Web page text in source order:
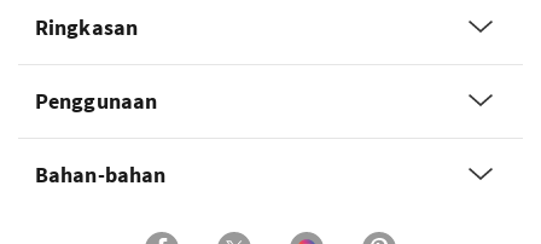
Ringkasan
Penggunaan
Bahan-bahan